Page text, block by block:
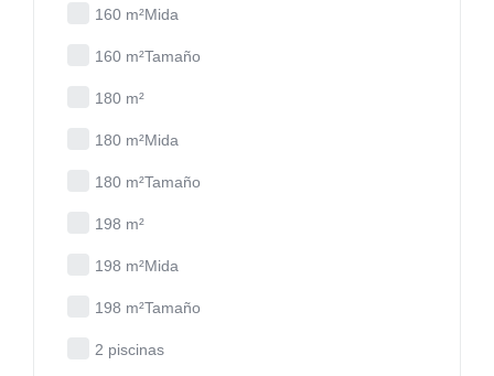
160 m²Mida
160 m²Tamaño
180 m²
180 m²Mida
180 m²Tamaño
198 m²
198 m²Mida
198 m²Tamaño
2 piscinas